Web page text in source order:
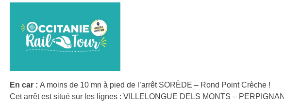
En car : A moins de 10 mn à pied de l’arrêt SORÈDE – Rond Point Crèche !
Cet arrêt est situé sur les lignes : VILLELONGUE DELS MONTS – PERPIGNAN